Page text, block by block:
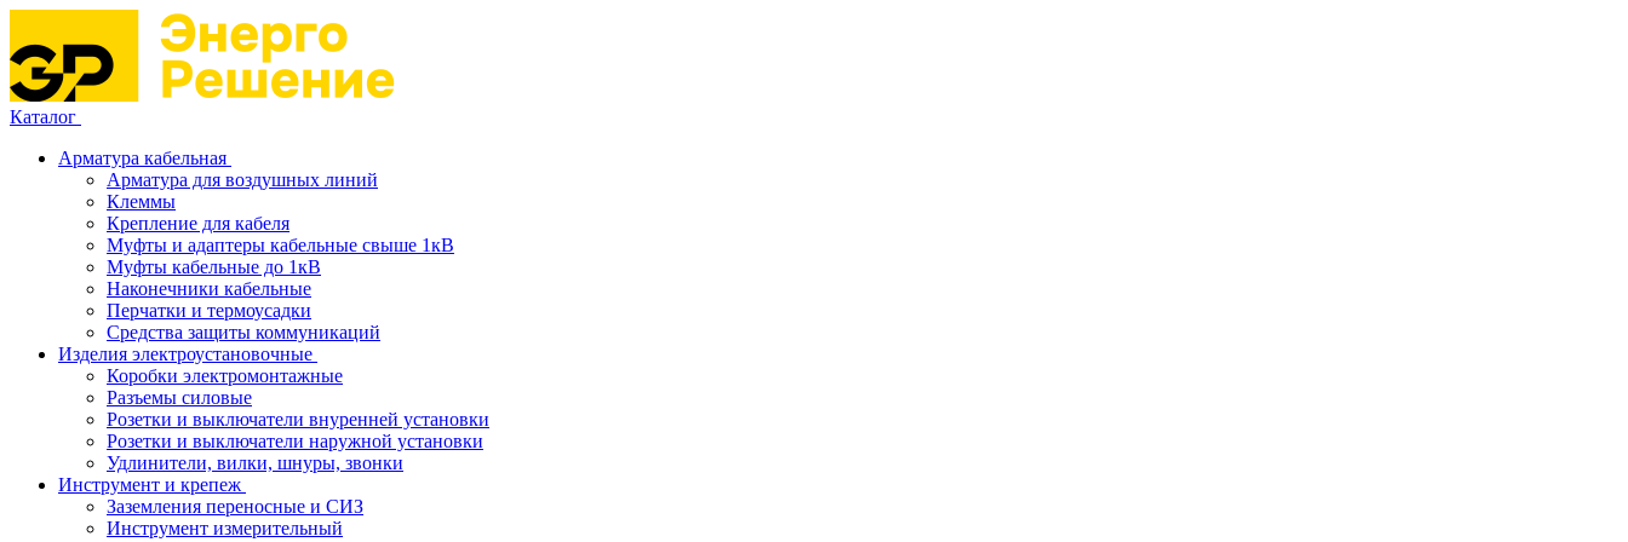
Каталог
Арматура кабельная
Арматура для воздушных линий
Клеммы
Крепление для кабеля
Муфты и адаптеры кабельные свыше 1кВ
Муфты кабельные до 1кВ
Наконечники кабельные
Перчатки и термоусадки
Средства защиты коммуникаций
Изделия электроустановочные
Коробки электромонтажные
Разъемы силовые
Розетки и выключатели внуренней установки
Розетки и выключатели наружной установки
Удлинители, вилки, шнуры, звонки
Инструмент и крепеж
Заземления переносные и СИЗ
Инструмент измерительный